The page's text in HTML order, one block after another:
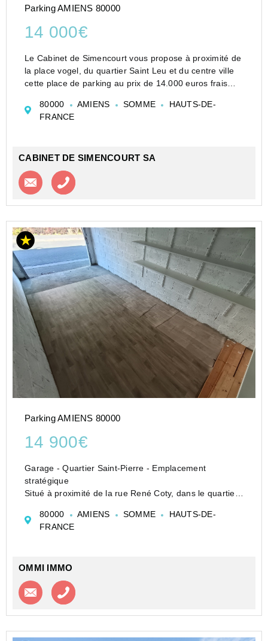
Parking AMIENS 80000
14 000€
Le Cabinet de Simencourt vous propose à proximité de
la place vogel, du quartier Saint Leu et du centre ville
cette place de parking au prix de 14.000 euros frais
2 Places sont disponibles dans cet ensemble
immobilier. Pour plus de re...
80000 AMIENS SOMME
HAUTS-DE-
FRANCE
CABINET DE SIMENCOURT SA
Contacter l'agence
Parking AMIENS 80000
14 900€
Garage - Quartier Saint-Pierre - Emplacement
stratégique
Situé à proximité de la rue René Coty, dans le quartier
emplacement recherché, à proximité immédiate du
centre-ville tout en étant dans un secteur ...
80000 AMIENS SOMME
HAUTS-DE-
FRANCE
OMMI IMMO
Contacter l'agence